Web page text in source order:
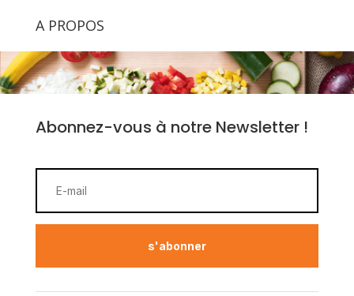
A PROPOS
Abonnez-vous à notre Newsletter !
s'abonner